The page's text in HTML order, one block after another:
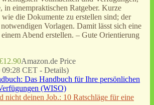
in einempraktischen Ratgeber. Kurze
die Dokumente zu erstellen sind; der
Vorlagen. Damit lässt sich eine
Abend erstellen. – Gute Orientierung
Amazon.de Price
09:28 CET - Details)
nicht deinen Job.: 10 Ratschläge für eine